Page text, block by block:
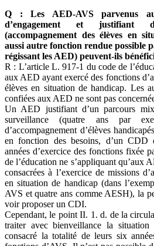
Q : Les AED-AVS parvenus
d’engagement et justifiant
(accompagnement des élèves en
aussi autre fonction rendue possible
régissant les AED) peuvent-ils
R : L’article L. 917-1 du code de
aux AED ayant exercé des fonctions
élèves en situation de handicap. Les
confiées aux AED ne sont pas
Un AED justifiant d’un parcours
surveillance (quatre ans par
d’accompagnement d’élèves
en fonction des besoins, d’un
années d’exercice des fonctions fixée
de l’éducation ne s’appliquant qu’aux
consacrées à l’exercice de missions
en situation de handicap (dans
AVS et quatre ans comme AESH), la
voir proposer un CDI.
Cependant, le point II. 1. d. de la
traiter avec bienveillance la situation
consacré la totalité de leurs six